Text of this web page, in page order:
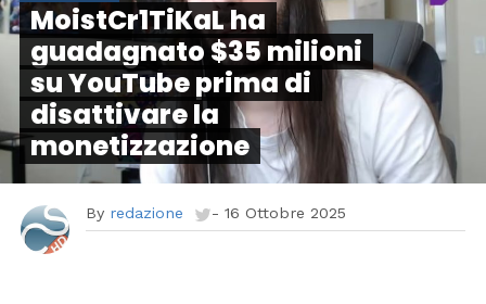
MoistCr1TiKaL ha
guadagnato $35 milioni
su YouTube prima di
disattivare la
monetizzazione
By redazione - 16 Ottobre 2025